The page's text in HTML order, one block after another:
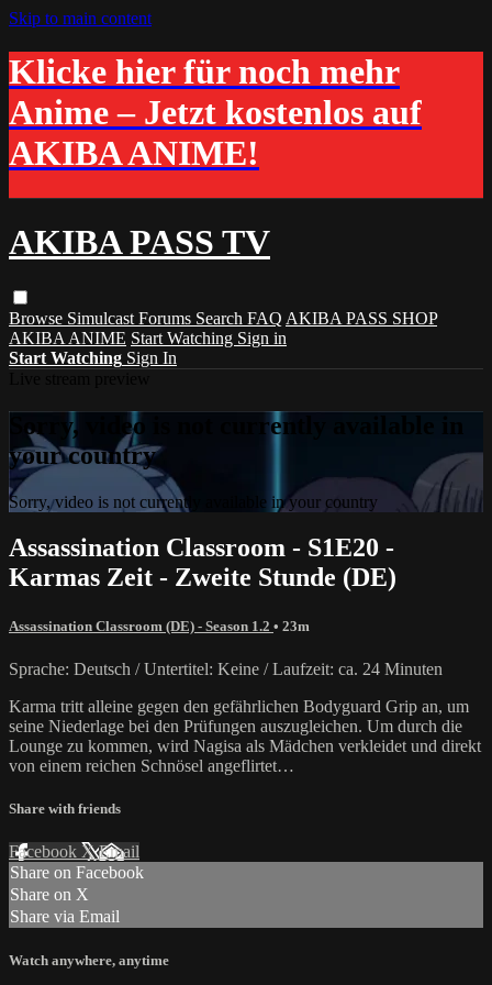
Skip to main content
Klicke hier für noch mehr
Anime – Jetzt kostenlos auf
AKIBA ANIME!
AKIBA PASS TV
Browse Simulcast Forums Search FAQ AKIBA PASS SHOP
AKIBA ANIME Start Watching Sign in
Start Watching Sign In
Sorry, video is not currently available in
your country
Sorry, video is not currently available in your country
Assassination Classroom - S1E20 -
Karmas Zeit - Zweite Stunde (DE)
Assassination Classroom (DE) - Season 1.2 • 23m
Sprache: Deutsch / Untertitel: Keine / Laufzeit: ca. 24 Minuten
Karma tritt alleine gegen den gefährlichen Bodyguard Grip an, um
seine Niederlage bei den Prüfungen auszugleichen. Um durch die
Lounge zu kommen, wird Nagisa als Mädchen verkleidet und direkt
von einem reichen Schnösel angeflirtet…
Share with friends
Facebook XEmail
Share on Facebook
Share on X
Share via Email
Watch anywhere, anytime